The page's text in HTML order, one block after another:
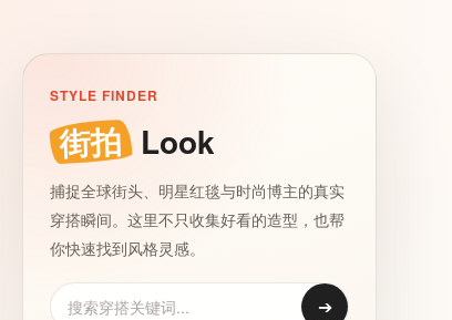
STYLE FINDER
街拍 Look
捕捉全球街头、明星红毯与时尚博主的真实
穿搭瞬间。这里不只收集好看的造型，也帮
你快速找到风格灵感。
➔